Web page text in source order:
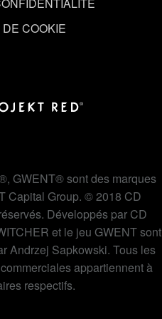
COOKIE
GWENT® sont des marques
Capital Group. © 2018 CD
Développés par CD
et le jeu GWENT sont
Andrzej Sapkowski. Tous les
appartiennent à
respectifs.